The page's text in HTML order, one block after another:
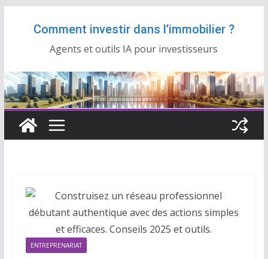
Comment investir dans l’immobilier ?
Agents et outils IA pour investisseurs
ENTREPRENARIAT